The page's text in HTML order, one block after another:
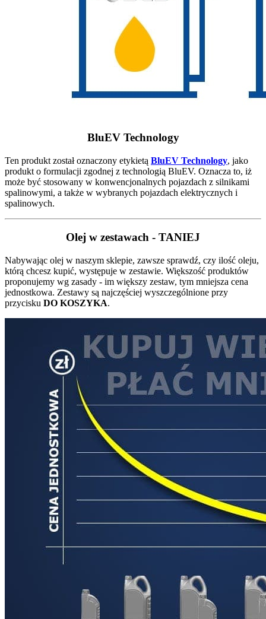
BluEV Technology
Ten produkt został oznaczony etykietą BluEV Technology, jako
produkt o formulacji zgodnej z technologią BluEV. Oznacza to, iż
może być stosowany w konwencjonalnych pojazdach z silnikami
spalinowymi, a także w wybranych pojazdach elektrycznych i
spalinowych.
Olej w zestawach - TANIEJ
Nabywając olej w naszym sklepie, zawsze sprawdź, czy ilość oleju,
którą chcesz kupić, występuje w zestawie. Większość produktów
proponujemy wg zasady - im większy zestaw, tym mniejsza cena
jednostkowa. Zestawy są najczęściej wyszczególnione przy
przycisku DO KOSZYKA.